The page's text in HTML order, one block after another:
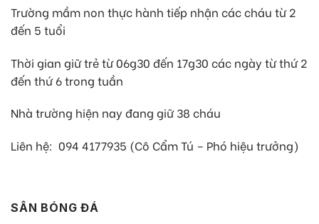
Trường mầm non thực hành tiếp nhận các cháu từ 2
đến 5 tuổi
Thời gian giữ trẻ từ 06g30 đến 17g30 các ngày từ thứ 2
đến thứ 6 trong tuần
Nhà trường hiện nay đang giữ 38 cháu
Liên hệ: 094 4177935 (Cô Cẩm Tú – Phó hiệu trưởng)
SÂN BÓNG ĐÁ